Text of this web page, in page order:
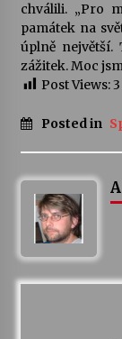
chválili. „Pro
památek na
úplně
zážitek. Moc
Post Views:3
Posted in